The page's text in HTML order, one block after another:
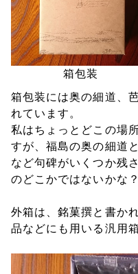
箱包装
箱包装には奥の細道、
れています。
私はちょっとどこの場
すが、福島の奥の細道
など句碑がいくつか残
のどこかではないかな？
外箱は、銘菓撰と書か
品などにも用いる汎用